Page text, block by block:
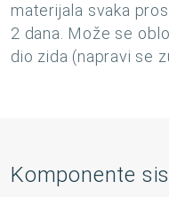
materijala svaka
2 dana. Može se
dio zida (napravi se
Komponente